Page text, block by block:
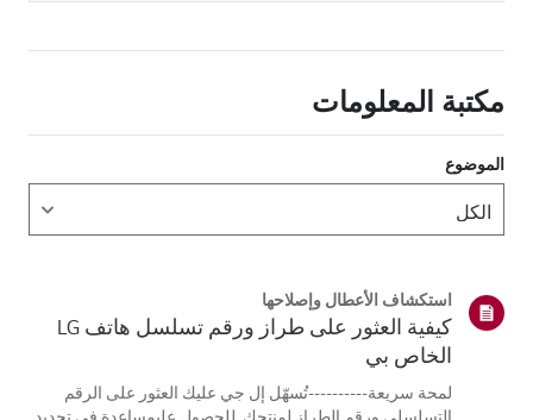
مكتبة المعلومات
الموضوع
استكشاف الأعطال وإصلاحها
كيفية العثور على طراز ورقم تسلسل هاتف LG
الخاص بي
لمحة سريعة----------تُسهّل إل جي عليك العثور على الرقم